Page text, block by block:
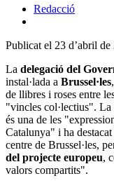
Redacció
Publicat el 23 d’abril de
La delegació del
instal·lada a Brussel·les
de llibres i roses entre
"vincles col·lectius". La
és una de les
Catalunya" i ha
centre de Brussel·les,
del projecte europeu,
valors compartits".